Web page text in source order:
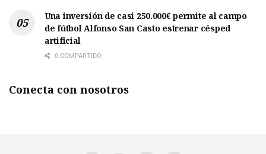
Una inversión de casi 250.000€ permite al campo
de fútbol Alfonso San Casto estrenar césped
artificial
0 COMPARTIDO
Conecta con nosotros